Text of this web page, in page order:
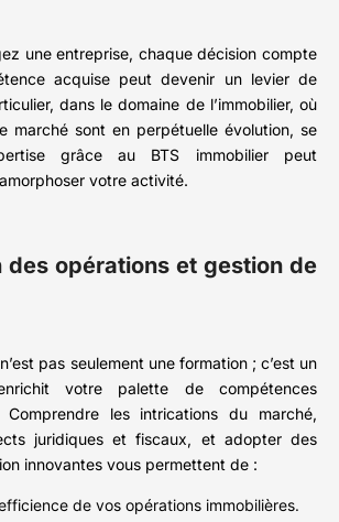
une entreprise, chaque décision compte
acquise peut devenir un levier de
dans le domaine de l’immobilier, où
marché sont en perpétuelle évolution, se
grâce au BTS immobilier peut
votre activité.
des opérations et gestion de
pas seulement une formation ; c’est un
votre palette de compétences
Comprendre les intrications du marché,
juridiques et fiscaux, et adopter des
innovantes vous permettent de :
de vos opérations immobilières.